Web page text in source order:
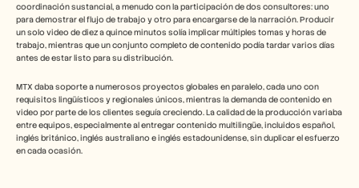
coordinación sustancial, a menudo con la participación de dos consultores: uno
para demostrar el flujo de trabajo y otro para encargarse de la narración. Producir
un solo video de diez a quince minutos solía implicar múltiples tomas y horas de
trabajo, mientras que un conjunto completo de contenido podía tardar varios días
antes de estar listo para su distribución.
MTX daba soporte a numerosos proyectos globales en paralelo, cada uno con
requisitos lingüísticos y regionales únicos, mientras la demanda de contenido en
video por parte de los clientes seguía creciendo. La calidad de la producción variaba
entre equipos, especialmente al entregar contenido multilingüe, incluidos español,
inglés británico, inglés australiano e inglés estadounidense, sin duplicar el esfuerzo
en cada ocasión.